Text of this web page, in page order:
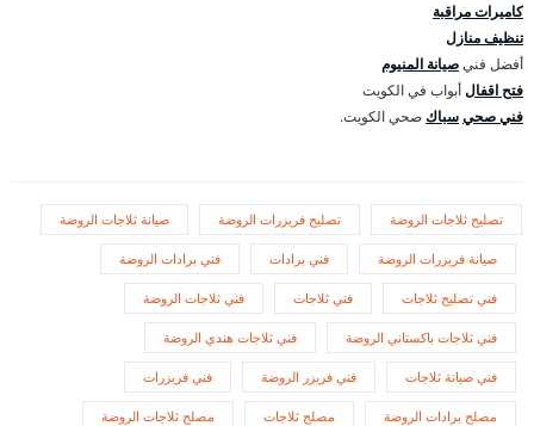
كاميرات مراقبة
تنظيف منازل
أفضل فنيصيانة المنيوم
فتح اقفالأبواب في الكويت
فني صحيسباك صحي الكويت.
تصليح ثلاجات الروضة تصليح فريزرات الروضة صيانة ثلاجات الروضة
صيانة فريزرات الروضة فني برادات فني برادات الروضة
فني تصليح ثلاجات فني ثلاجات فني ثلاجات الروضة
فني ثلاجات باكستاني الروضة فني ثلاجات هندي الروضة
فني صيانة ثلاجات فني فريزر الروضة فني فريزرات
مصلح برادات الروضة مصلح ثلاجات مصلح ثلاجات الروضة